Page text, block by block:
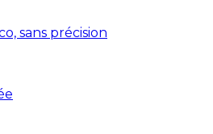
sans précision